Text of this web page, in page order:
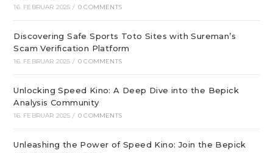
16. FEBRUAR 2025 / 0 COMMENTS
Discovering Safe Sports Toto Sites with Sureman’s
Scam Verification Platform
16. FEBRUAR 2025 / 0 COMMENTS
Unlocking Speed Kino: A Deep Dive into the Bepick
Analysis Community
16. FEBRUAR 2025 / 0 COMMENTS
Unleashing the Power of Speed Kino: Join the Bepick